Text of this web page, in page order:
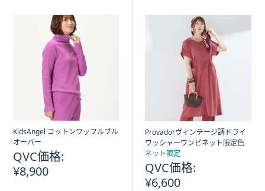
KidsAngel コットンワッフルプル
オーバー
QVC価格:
¥8,900
Provadorヴィンテージ調ドライ
ワッシャーワンピネット限定色
ネット限定
QVC価格:
¥6,600